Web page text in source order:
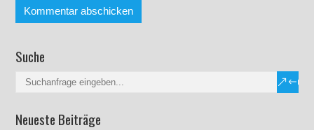
Suche
Neueste Beiträge